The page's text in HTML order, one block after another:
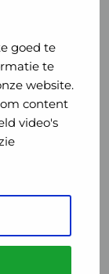
goed te
te
website.
content
video's